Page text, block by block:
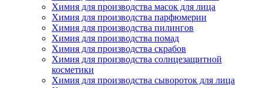
Химия для производства масок для лица
Химия для производства парфюмерии
Химия для производства пилингов
Химия для производства помад
Химия для производства скрабов
Химия для производства солнцезащитной
косметики
Химия для производства сывороток для лица